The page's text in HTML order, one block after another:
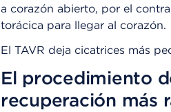
a corazón abierto, por el
torácica para llegar al corazón.
El TAVR deja cicatrices más
El procedimiento
recuperación más